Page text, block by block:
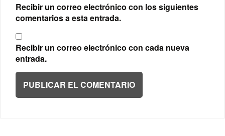
Recibir un correo electrónico con los siguientes
comentarios a esta entrada.
Recibir un correo electrónico con cada nueva
entrada.